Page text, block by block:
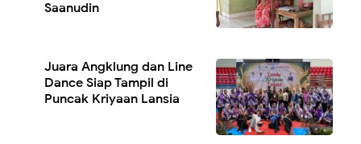
Saanudin
Juara Angklung dan Line
Dance Siap Tampil di
Puncak Kriyaan Lansia